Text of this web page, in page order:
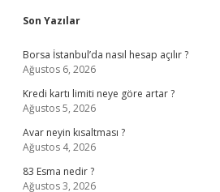
Sidebar
Son Yazılar
Borsa İstanbul’da nasıl hesap açılır ?
Ağustos 6, 2026
Kredi kartı limiti neye göre artar ?
Ağustos 5, 2026
Avar neyin kısaltması ?
Ağustos 4, 2026
83 Esma nedir ?
Ağustos 3, 2026